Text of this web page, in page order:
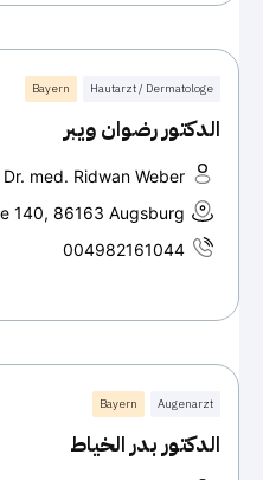
Hautarzt / Dermatologe
Bayern
الدكتور رضوان ويبر
Dr. med. Ridwan Weber
140, 86163 Augsburg
004982161044
Augenarzt
Bayern
الدكتور بدر الخياط